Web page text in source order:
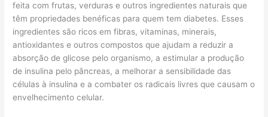
feita com frutas, verduras e outros ingredientes naturais que
têm propriedades benéficas para quem tem diabetes. Esses
ingredientes são ricos em fibras, vitaminas, minerais,
antioxidantes e outros compostos que ajudam a reduzir a
absorção de glicose pelo organismo, a estimular a produção
de insulina pelo pâncreas, a melhorar a sensibilidade das
células à insulina e a combater os radicais livres que causam o
envelhecimento celular.